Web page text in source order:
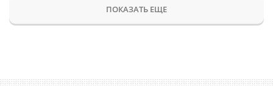
ПОКАЗАТЬ ЕЩЕ